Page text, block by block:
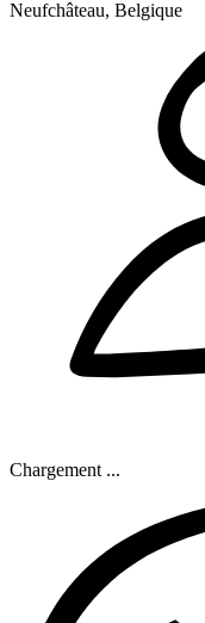
Neufchâteau, Belgique
Chargement ...